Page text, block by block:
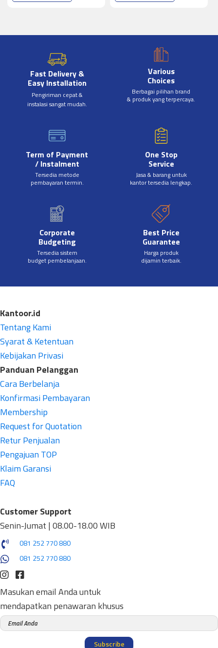
Fast Delivery &
Easy Installation
Pengiriman cepat &
instalasi sangat mudah.
Various
Choices
Berbagai pilihan brand
& produk yang terpercaya.
Term of Payment
/ Instalment
Tersedia metode
pembayaran termin.
One Stop
Service
Jasa & barang untuk
kantor tersedia lengkap.
Corporate
Budgeting
Tersedia sistem
budget pembelanjaan.
Best Price
Guarantee
Harga produk
dijamin terbaik.
Kantoor.id
Tentang Kami
Syarat & Ketentuan
Kebijakan Privasi
Panduan Pelanggan
Cara Berbelanja
Konfirmasi Pembayaran
Membership
Request for Quotation
Retur Penjualan
Pengajuan TOP
Klaim Garansi
FAQ
Customer Support
Senin-Jumat | 08.00-18.00 WIB
081 252 770 880
081 252 770 880
Masukan email Anda untuk
mendapatkan penawaran khusus
Subscribe